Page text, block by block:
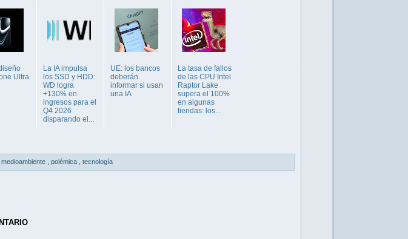
Ultra
La IA impulsa
los SSD y HDD:
WD logra
+130% en
ingresos para el
Q4 2026
disparando el...
UE: los bancos
deberán
informar si usan
una IA
La tasa de fallos
de las CPU Intel
Raptor Lake
supera el 100%
en algunas
tiendas: los...
medioambiente polémica tecnología